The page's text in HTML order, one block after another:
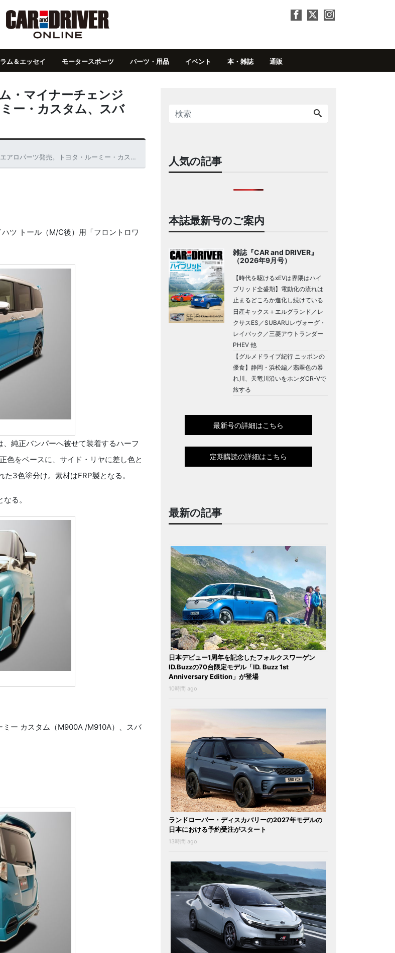
ム＆エッセイ モータースポーツ パーツ・用品 イベント 本・雑誌 通販
・マイナーチェンジ
ー・カスタム、スバ
・ルーミー・カスタム、スバル・ジャスティにも装着可
ツ トール（M/C後）用「フロントロワ
純正バンパーへ被せて装着するハーフ
色をベースに、サイド・リヤに差し色と
3色塗分け。素材はFRP製となる。
る。
ー カスタム（M900A /M910A）、スバ
人気の記事
本誌最新号のご案内
雑誌『CAR and DRIVER』
（2026年9月号）
【時代を駆けるxEVは界隈はハイ
ブリッド全盛期】電動化の流れは
止まるどころか進化し続けている
日産キックス＋エルグランド／レ
クサスES／SUBARUレヴォーグ・
レイバック／三菱アウトランダー
PHEV 他
【グルメドライブ紀行 ニッポンの
優食】静岡・浜松編／翡翠色の暴
れ川、天竜川沿いをホンダCR-Vで
旅する
最新号の詳細はこちら
定期購読の詳細はこちら
最新の記事
日本デビュー1周年を記念したフォルクスワーゲン
ID.Buzzの70台限定モデル「ID. Buzz 1st
Anniversary Edition」が登場
10時間 ago
ランドローバー・ディスカバリーの2027年モデルの
日本における予約受注がスタート
13時間 ago